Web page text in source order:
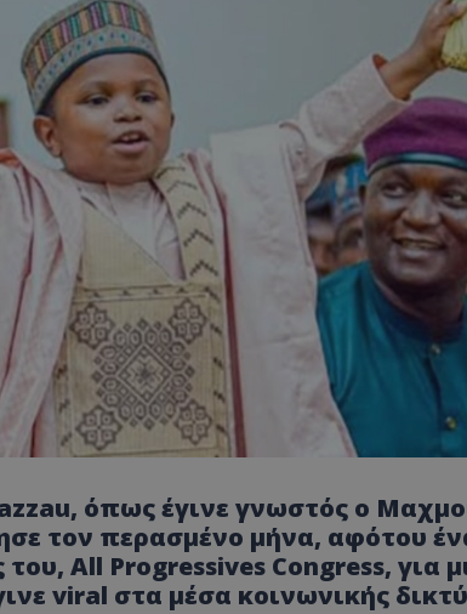
όπως έγινε γνωστός ο
τον περασμένο μήνα, αφότου
All Progressives Congress, για
viral στα μέσα κοινωνικής